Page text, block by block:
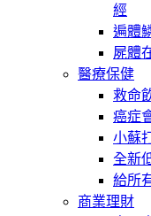
經
遍體
屍體
醫療保健
救命
癌症
小蘇
全新
給所
商業理財